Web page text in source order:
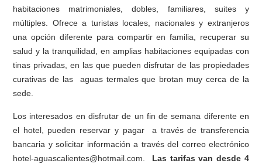
habitaciones matrimoniales, dobles, familiares, suites y
múltiples. Ofrece a turistas locales, nacionales y extranjeros
una opción diferente para compartir en familia, recuperar su
salud y la tranquilidad, en amplias habitaciones equipadas con
tinas privadas, en las que pueden disfrutar de las propiedades
curativas de las aguas termales que brotan muy cerca de la
sede.
Los interesados en disfrutar de un fin de semana diferente en
el hotel, pueden reservar y pagar a través de transferencia
bancaria y solicitar información a través del correo electrónico
hotel-aguascalientes@hotmail.com.
Las tarifas van desde 4